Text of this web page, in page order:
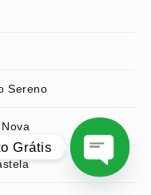
Sereno
Grátis
O